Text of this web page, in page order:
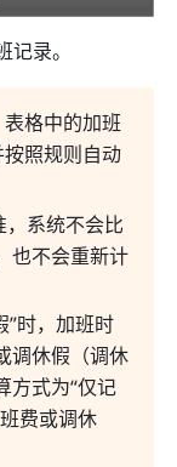
录。
格中的加班
照规则自动
，系统不会比
也不会重新计
”时，加班时
调休假（调休
方式为“仅记
费或调休